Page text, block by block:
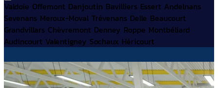
Valdoie Offemont Danjoutin Bavilliers Essert Andelnans
Sevenans Meroux-Moval Trévenans Delle Beaucourt
Grandvillars Chèvremont Denney Roppe Montbéliard
Audincourt Valentigney Sochaux Héricourt